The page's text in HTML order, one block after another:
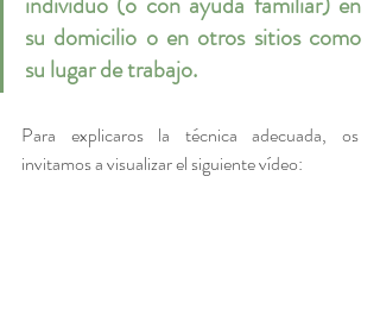
su domicilio o en otros sitios como
su lugar de trabajo.
Para explicaros la técnica adecuada, os
invitamos a visualizar el siguiente vídeo: